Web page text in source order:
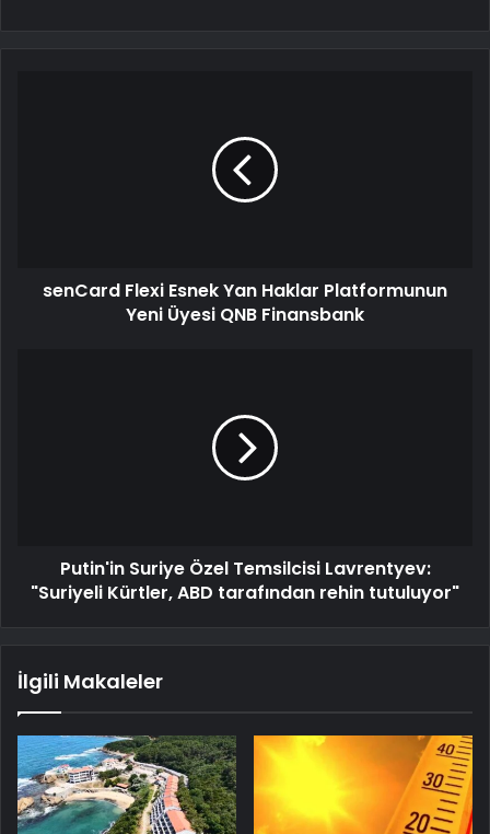
senCard Flexi Esnek Yan Haklar Platformunun
Yeni Üyesi QNB Finansbank
Putin'in Suriye Özel Temsilcisi Lavrentyev:
"Suriyeli Kürtler, ABD tarafından rehin tutuluyor"
İlgili Makaleler